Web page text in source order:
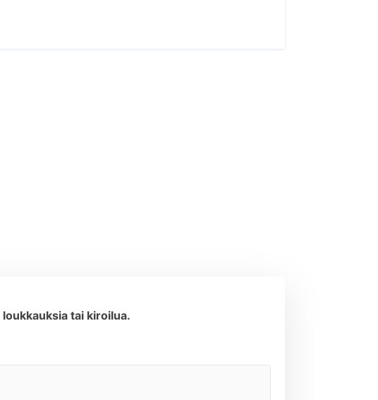
tai kiroilua.